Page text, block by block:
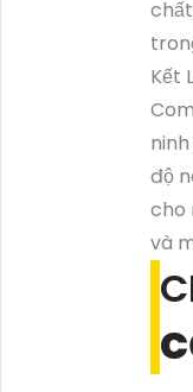
Kết
độ
cho
và